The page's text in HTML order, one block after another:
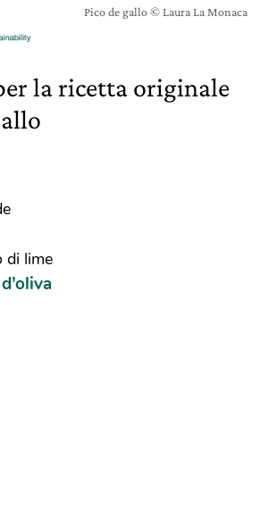
Pico de gallo © Laura La Monaca
la ricetta originale
di lime